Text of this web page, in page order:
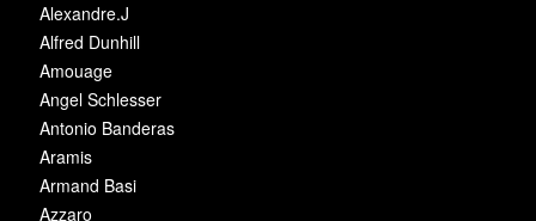
Alexandre.J
Alfred Dunhill
Amouage
Angel Schlesser
Antonio Banderas
Aramis
Armand Basi
Azzaro